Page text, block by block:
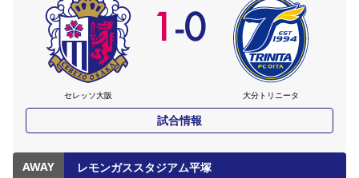
セレッソ大阪
1-0
大分トリニータ
試合情報
AWAY レモンガススタジアム平塚